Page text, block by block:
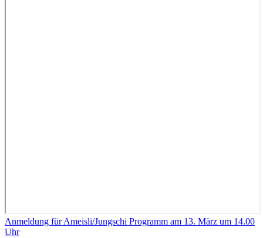
Anmeldung für Ameisli/Jungschi Programm am 13. März um 14.00
Uhr